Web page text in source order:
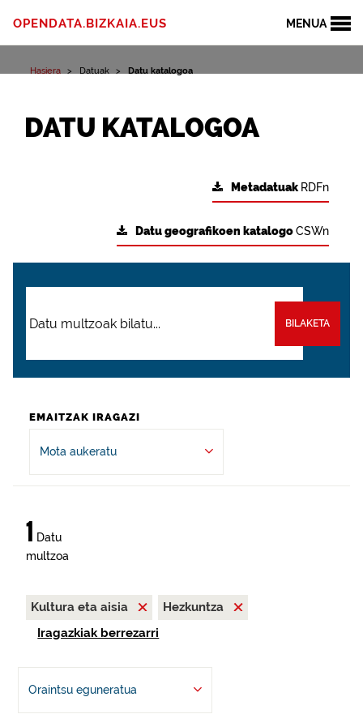
MENUA
OPENDATA.BIZKAIA.EUS
Hasiera Datuak Datu katalogoa
DATU KATALOGOA
Metadatuak RDFn
Datu geografikoen katalogoCSWn
BILAKETA
EMAITZAK IRAGAZI
Mota aukeratu
1 Datu
multzoa
Kultura eta aisia
Hezkuntza
Iragazkiak berrezarri
Oraintsu eguneratua